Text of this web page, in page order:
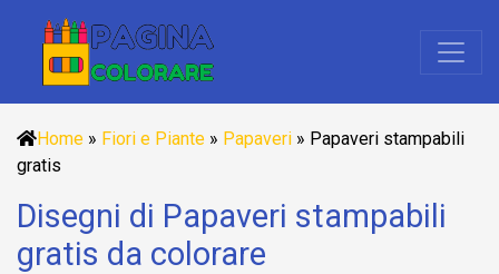
Home » Fiori e Piante » Papaveri » Papaveri stampabili
gratis
Disegni di Papaveri stampabili
gratis da colorare